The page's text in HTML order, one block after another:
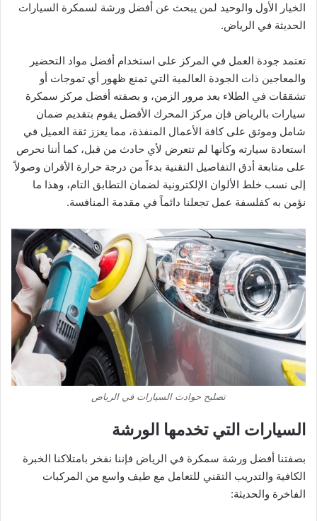
الخيار الأول والوحيد لمن يبحث عن أفضل ورشة لسمكرة السيارات
الحديثة في الرياض.
​تعتمد جودة العمل في المركز على استخدام أفضل مواد التحضير
والمعاجين ذات الجودة العالمية التي تمنع ظهور أي تموجات أو
تشققات في الطلاء بعد مرور الزمن، و بصفته أفضل مركز سمكرة
سيارات بالرياض فإن مركز المحرك الأفضل يقوم بتقديم ضمان
شامل وموثق على كافة الأعمال المنفذة، مما يعزز ثقة العميل في
استعادة سيارته وكأنها لم تتعرض لأي حادث من قبل، كما أننا نحرص
على متابعة أدق التفاصيل التقنية بدءاً من درجة حرارة الأفران وصولاً
إلى نسب خلط الألوان الإلكترونية لضمان التطابق التام، وهذا ما
نؤمن به كفلسفة عمل تجعلنا دائماً في مقدمة المنافسة.
تصليح حوادث السيارات في الرياض
​السيارات التي تخدمها الورشة
​بصفتنا أفضل ورشة سمكرة في الرياض فإننا نفخر بامتلاكنا الخبرة
الكافية والتدريب التقني للتعامل مع طيف واسع من المركبات
الفاخرة والحديثة: